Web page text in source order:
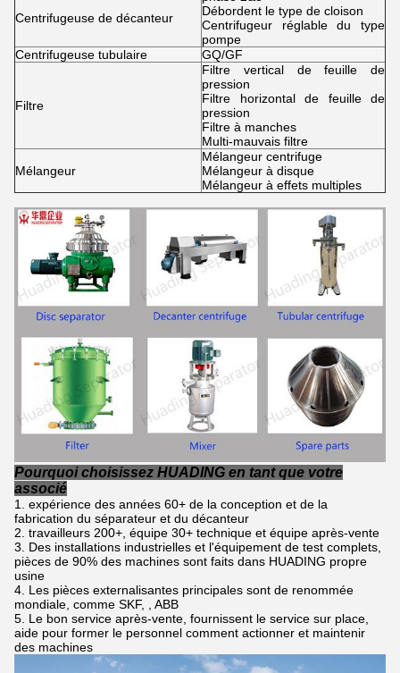
Centrifugeuse de décanteur
Débordent le type de cloison
Centrifugeur réglable du type
pompe
Centrifugeuse tubulaire
GQ/GF
Filtre
Filtre vertical de feuille de
pression
Filtre horizontal de feuille de
pression
Filtre à manches
Multi-mauvais filtre
Mélangeur
Mélangeur centrifuge
Mélangeur à disque
Mélangeur à effets multiples
Pourquoi choisissez HUADING en tant que votre
associé
expérience des années 60+ de la conception et de la
fabrication du séparateur et du décanteur
travailleurs 200+, équipe 30+ technique et équipe après-vente
Des installations industrielles et l'équipement de test complets,
pièces de 90% des machines sont faits dans HUADING propre
usine
Les pièces externalisantes principales sont de renommée
mondiale, comme SKF, , ABB
Le bon service après-vente, fournissent le service sur place,
aide pour former le personnel comment actionner et maintenir
des machines